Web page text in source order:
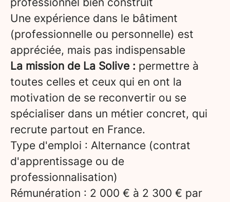
Une expérience dans le bâtiment
(professionnelle ou personnelle) est
appréciée, mais pas indispensable
La mission de La Solive : permettre à
toutes celles et ceux qui en ont la
motivation de se reconvertir ou se
spécialiser dans un métier concret, qui
recrute partout en France.
Type d'emploi : Alternance (contrat
d'apprentissage ou de
professionnalisation)
Rémunération : 2 000 € à 2 300 € par